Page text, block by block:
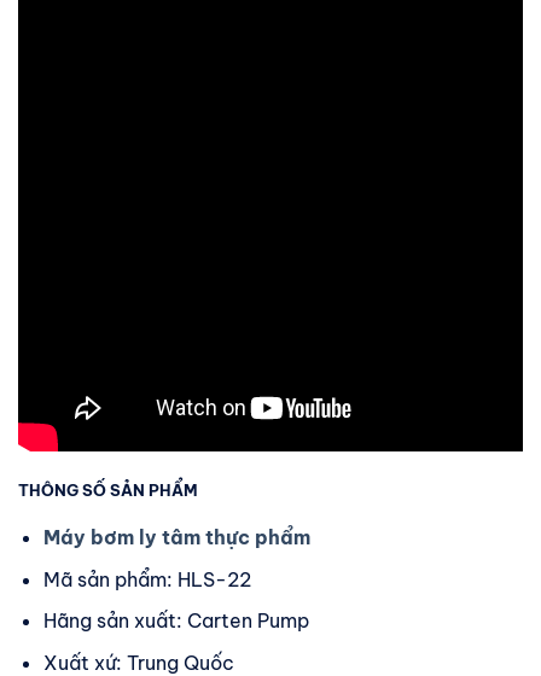
THÔNG SỐ SẢN PHẨM
Máy bơm ly tâm thực phẩm
Mã sản phẩm: HLS-22
Hãng sản xuất: Carten Pump
Xuất xứ: Trung Quốc